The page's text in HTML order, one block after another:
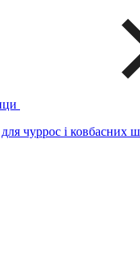
чуррос і ковбасних